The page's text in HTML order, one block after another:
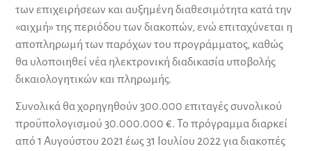
των επιχειρήσεων και αυξημένη διαθεσιμότητα κατά την
«αιχμή» της περιόδου των διακοπών, ενώ επιταχύνεται η
αποπληρωμή των παρόχων του προγράμματος, καθώς
θα υλοποιηθεί νέα ηλεκτρονική διαδικασία υποβολής
δικαιολογητικών και πληρωμής.
Συνολικά θα χορηγηθούν 300.000 επιταγές συνολικού
προϋπολογισμού 30.000.000 €. Το πρόγραμμα διαρκεί
από 1 Αυγούστου 2021 έως 31 Ιουλίου 2022 για διακοπές